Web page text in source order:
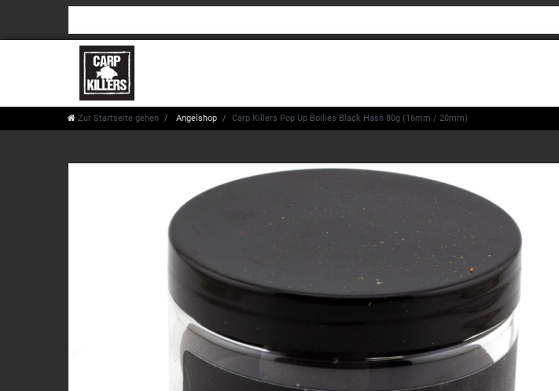
Zur Startseite gehen Angelshop Carp Killers Pop Up Boilies Black Hash 80g (16mm / 20mm)